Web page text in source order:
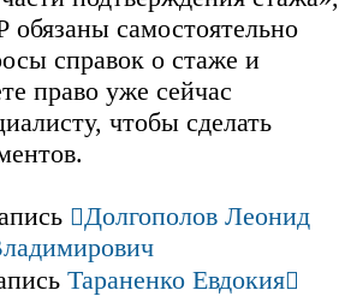
самостоятельно
справок о стаже и
право уже сейчас
чтобы сделать
Долгополов Леонид
Тараненко Евдокия